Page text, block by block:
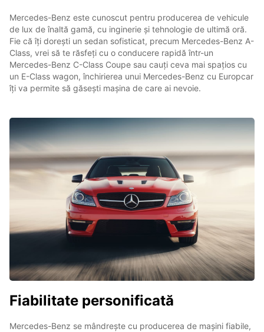
Mercedes-Benz este cunoscut pentru producerea de vehicule
de lux de înaltă gamă, cu inginerie și tehnologie de ultimă oră.
Fie că îți dorești un sedan sofisticat, precum Mercedes-Benz A-
Class, vrei să te răsfeți cu o conducere rapidă într-un
Mercedes-Benz C-Class Coupe sau cauți ceva mai spațios cu
un E-Class wagon, închirierea unui Mercedes-Benz cu Europcar
îți va permite să găsești mașina de care ai nevoie.
Fiabilitate personificată
Mercedes-Benz se mândrește cu producerea de mașini fiabile,